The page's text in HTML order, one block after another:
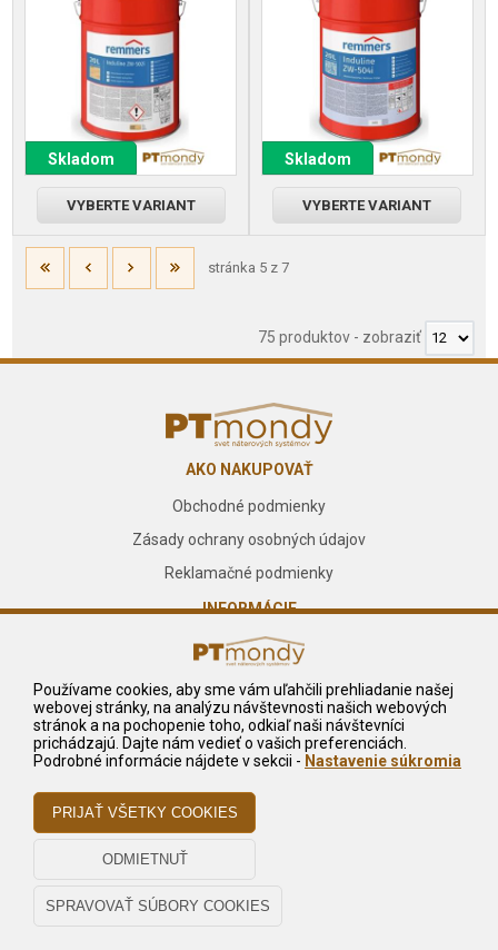
Skladom
VYBERTE VARIANT
Skladom
VYBERTE VARIANT
stránka 5 z 7
75 produktov- zobraziť
AKO NAKUPOVAŤ
Obchodné podmienky
Zásady ochrany osobných údajov
Reklamačné podmienky
INFORMÁCIE
O nás
Služby
NA STIAHNUTIE
Odstúpiť od zmluvy tu
Odstúpenie od zmluvy - pdf
Používame cookies, aby sme vám uľahčili prehliadanie našej
webovej stránky, na analýzu návštevnosti našich webových
stránok a na pochopenie toho, odkiaľ naši návštevníci
prichádzajú. Dajte nám vedieť o vašich preferenciách.
Podrobné informácie nájdete v sekcii - Nastavenie súkromia